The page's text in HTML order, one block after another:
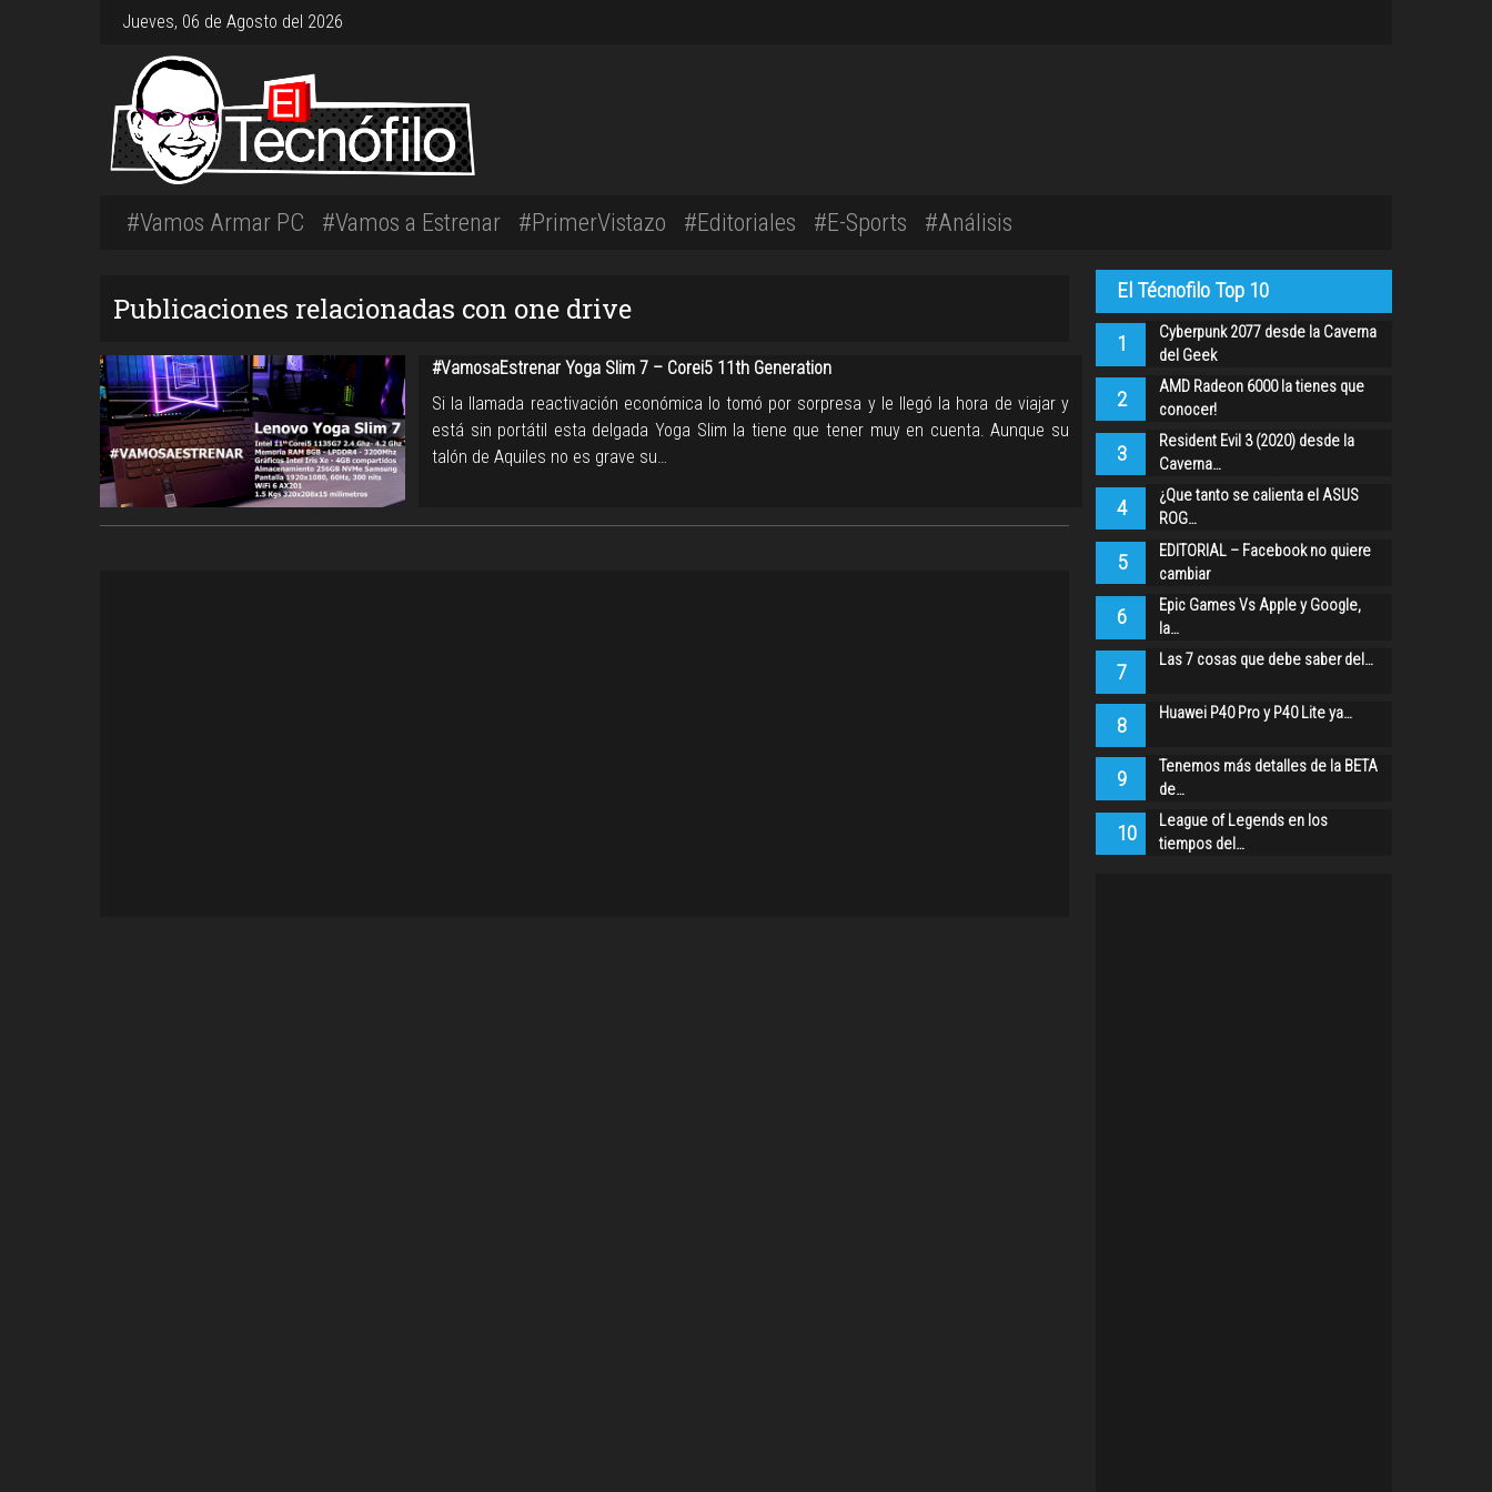
Jueves, 06 de Agosto del 2026
#Vamos Armar PC #Vamos a Estrenar #PrimerVistazo #Editoriales #E-Sports #Análisis
Publicaciones relacionadas con one drive
#VamosaEstrenar Yoga Slim 7 – Corei5 11th Generation
Si la llamada reactivación económica lo tomó por sorpresa y le llegó la hora de viajar y
está sin portátil esta delgada Yoga Slim la tiene que tener muy en cuenta. Aunque su
talón de Aquiles no es grave su…
El Técnofilo Top 10
1
Cyberpunk 2077 desde la Caverna
del Geek
2
AMD Radeon 6000 la tienes que
conocer!
3
Resident Evil 3 (2020) desde la
Caverna…
4
¿Que tanto se calienta el ASUS
ROG…
5
EDITORIAL – Facebook no quiere
cambiar
6
Epic Games Vs Apple y Google,
la…
7 Las 7 cosas que debe saber del…
8 Huawei P40 Pro y P40 Lite ya…
9
Tenemos más detalles de la BETA
de…
10
League of Legends en los
tiempos del…